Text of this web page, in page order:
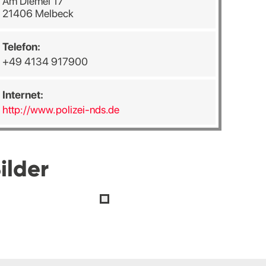
21406 Melbeck
Telefon:
+49 4134 917900
Internet:
http://www.polizei-nds.de